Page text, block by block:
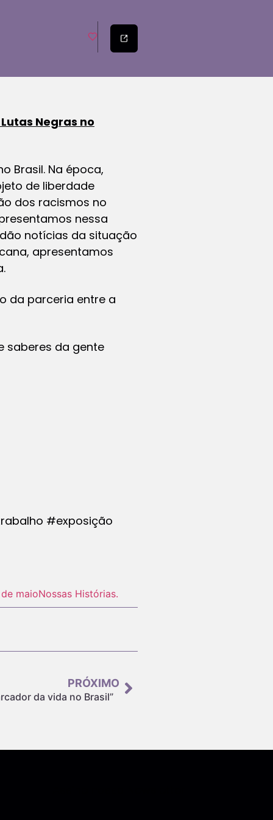
Negras no
Brasil. Na época,
de liberdade
dos racismos no
nessa
notícias da situação
apresentamos
da parceria entre a
saberes da gente
#exposição
de maioNossas Histórias.
PRÓXIMO
da vida no Brasil”